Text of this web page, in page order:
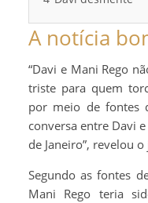
A notícia
“Davi e Mani Rego
triste para quem
por meio de fontes
conversa entre Davi
de Janeiro”, revelou
Segundo as fontes
Mani Rego teria